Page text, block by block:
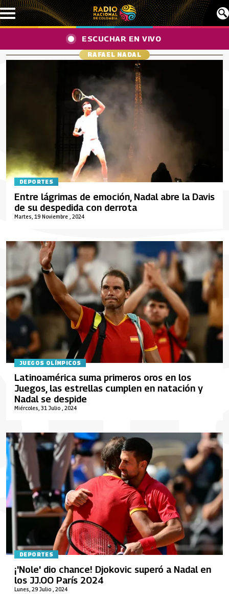
Pasar al contenido principal
ESCUCHAR EN VIVO
RAFAEL NADAL
DEPORTES
Martes, 19 Noviembre , 2024
Entre lágrimas de emoción, Nadal abre la Davis
de su despedida con derrota
JUEGOS OLÍMPICOS
Miércoles, 31 Julio , 2024
Latinoamérica suma primeros oros en los
Juegos, las estrellas cumplen en natación y
Nadal se despide
DEPORTES
Lunes, 29 Julio , 2024
¡'Nole' dio chance! Djokovic superó a Nadal en
los JJ.OO París 2024